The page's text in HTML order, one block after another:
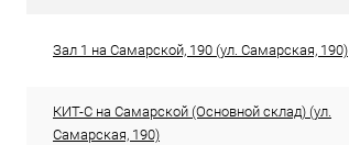
Зал 1 на Самарской, 190 (ул. Самарская, 190)
КИТ-С на Самарской (Основной склад) (ул.
Самарская, 190)